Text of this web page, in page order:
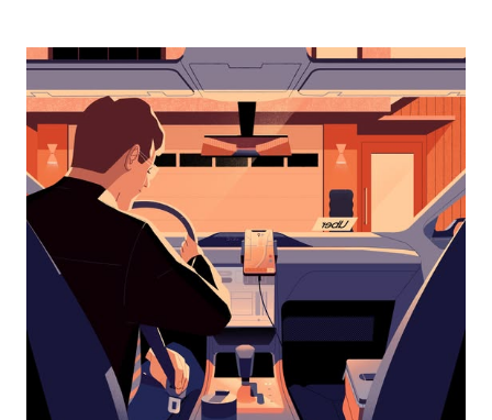
للأسفل
لاستخدام
التقويم
التاريخ.
اضغط
على
زر
الخروج
لإغلاق
التقويم.